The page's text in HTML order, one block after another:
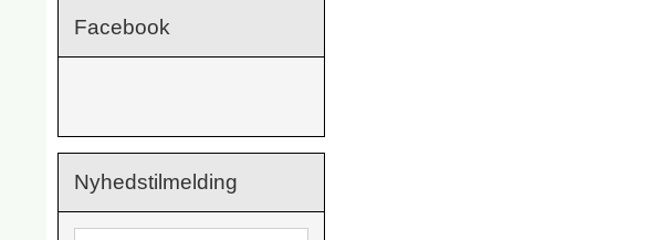
Facebook
Nyhedstilmelding